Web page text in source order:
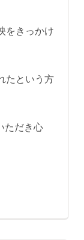
をきっかけ
たという方
ただき心